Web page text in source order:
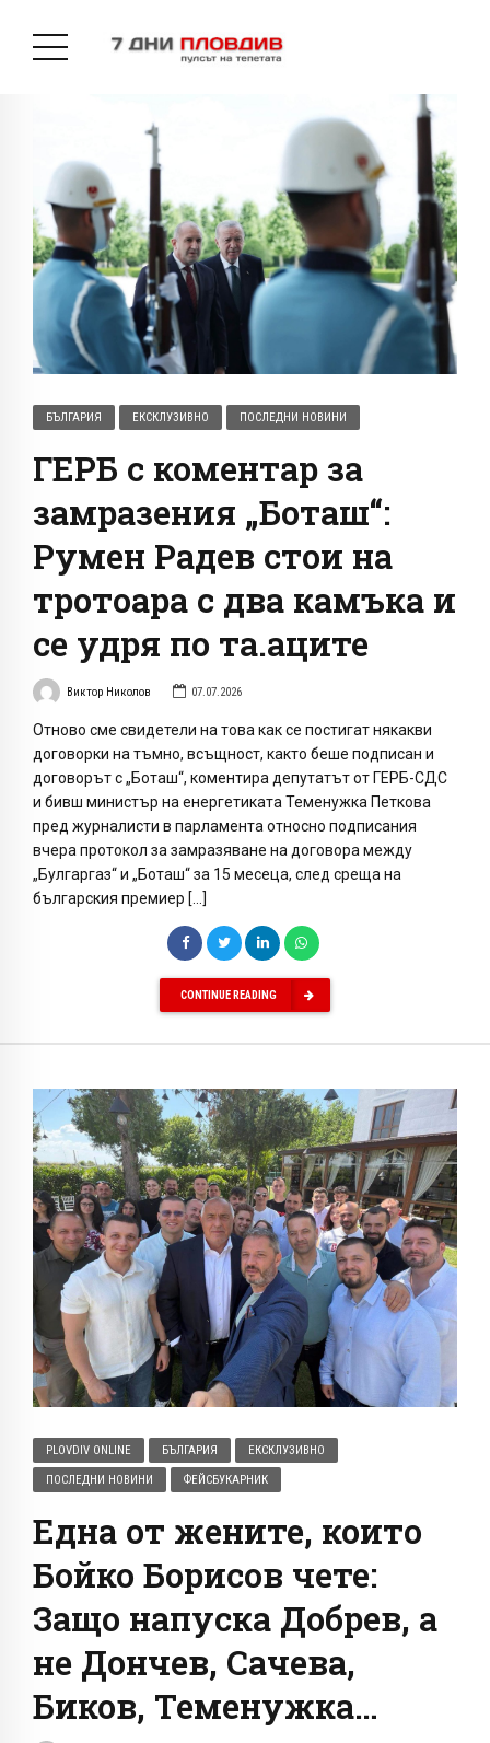
БЪЛГАРИЯ ЕКСКЛУЗИВНО ПОСЛЕДНИ НОВИНИ
ГЕРБ с коментар за
замразения „Боташ“:
Румен Радев стои на
тротоара с два камъка и
се удря по та.аците
Виктор Николов 07.07.2026
Отново сме свидетели на това как се постигат някакви
договорки на тъмно, всъщност, както беше подписан и
договорът с „Боташ“, коментира депутатът от ГЕРБ-СДС
и бивш министър на енергетиката Теменужка Петкова
пред журналисти в парламента относно подписания
вчера протокол за замразяване на договора между
„Булгаргаз“ и „Боташ“ за 15 месеца, след среща на
българския премиер […]
CONTINUE READING
PLOVDIV ONLINE БЪЛГАРИЯ ЕКСКЛУЗИВНО
ПОСЛЕДНИ НОВИНИ ФЕЙСБУКАРНИК
Една от жените, които
Бойко Борисов чете:
Защо напуска Добрев, а
не Дончев, Сачева,
Биков, Теменужка…